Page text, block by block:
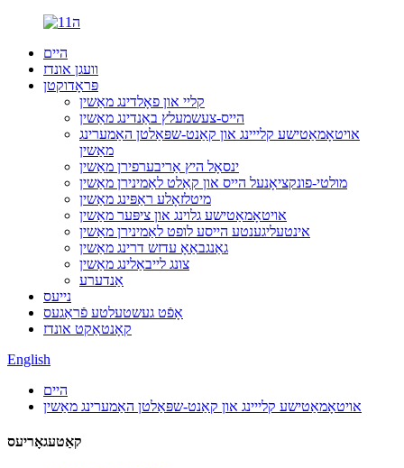
היים
וועגן אונדז
פּראָדוקטן
קליי און פאָלדינג מאַשין
הייס-צעשמעלץ באַנדינג מאַשין
אויטאָמאַטישע קלייינג און קאַנט-שפּאַלטן האַמערינג
מאַשין
ינסאָל היץ אַריבערפירן מאַשין
מולטי-פונקציאָנעל הייס און קאַלט לאַמינירן מאַשין
מיטלזאָלע ראַפּינג מאַשין
אויטאָמאַטישע גלוינג און ציפּער מאַשין
אינטעליגענטע הייסע לופט לאַמינירן מאַשין
גאַנגבאַאָ עדזש דרינג מאַשין
צונג לייבאַלינג מאַשין
אַנדערע
נייעס
אָפֿט געשטעלטע פֿראַגעס
קאָנטאַקט אונדז
English
היים
אויטאָמאַטישע קלייינג און קאַנט-שפּאַלטן האַמערינג מאַשין
קאַטעגאָריעס